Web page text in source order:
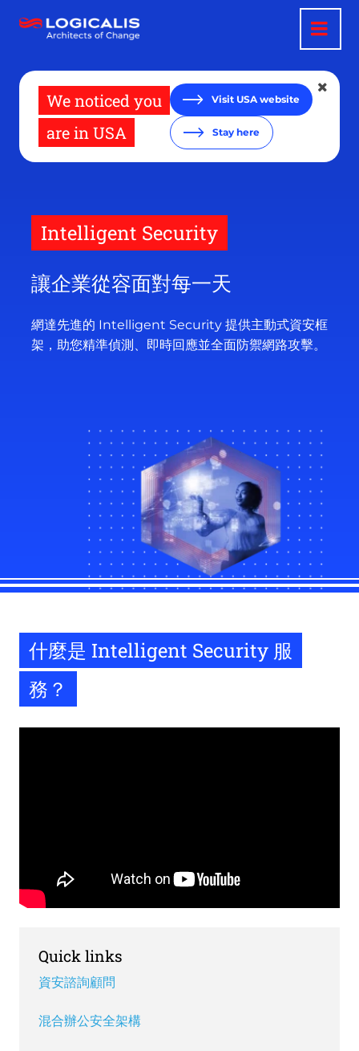
We noticed you
are in USA
Visit USA website
Stay here
Intelligent Security
讓企業從容面對每一天
網達先進的 Intelligent Security 提供主動式資安框
架，助您精準偵測、即時回應並全面防禦網路攻擊。
什麼是 Intelligent Security 服
務？
Quick links
資安諮詢顧問
混合辦公安全架構